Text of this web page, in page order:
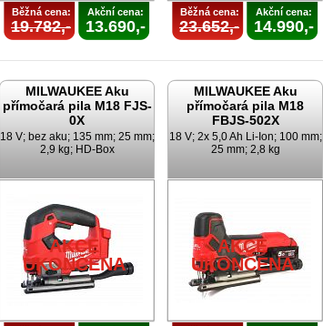
Běžná cena:
19.782,-
Akční cena:
13.690,-
Běžná cena:
23.652,-
Akční cena:
14.990,-
MILWAUKEE Aku
přímočará pila M18 FJS-
0X
18 V; bez aku; 135 mm; 25 mm;
2,9 kg; HD-Box
AKCE
UKONČENA
MILWAUKEE Aku
přímočará pila M18
FBJS-502X
18 V; 2x 5,0 Ah Li-Ion; 100 mm;
25 mm; 2,8 kg
AKCE
UKONČENA